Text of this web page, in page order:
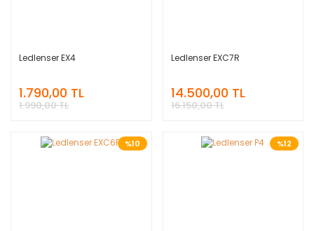
Ledlenser EX4
1.790,00 TL
1.990,00 TL
Ledlenser EXC7R
14.500,00 TL
16.150,00 TL
%10 %12